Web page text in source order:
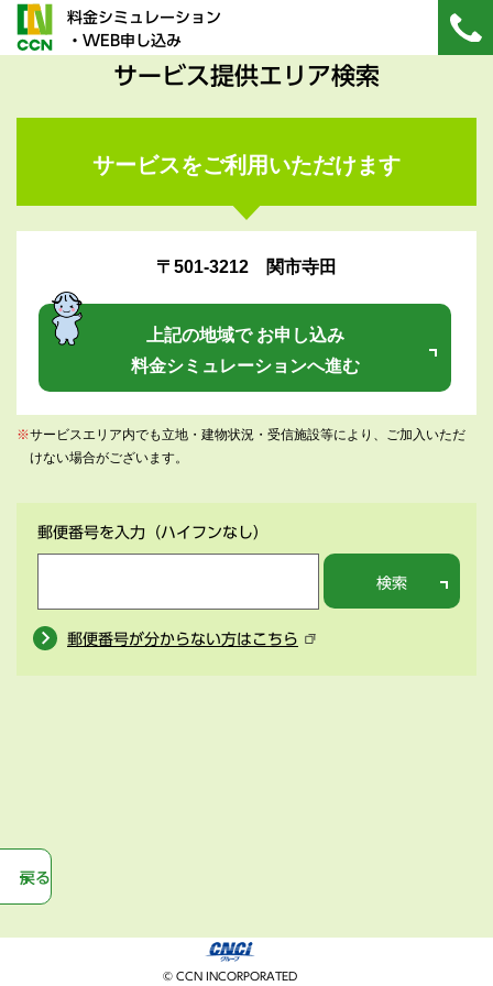
料金シミュレーション
・WEB申し込み
サービス提供エリア検索
サービスをご利用いただけます
〒501-3212 関市寺田
上記の地域で お申し込み
料金シミュレーションへ進む
※サービスエリア内でも立地・建物状況・受信施設等により、ご加入いただ
けない場合がございます。
郵便番号を入力 （ハイフンなし）
検索
郵便番号が分からない方はこちら
戻る
© CCN INCORPORATED